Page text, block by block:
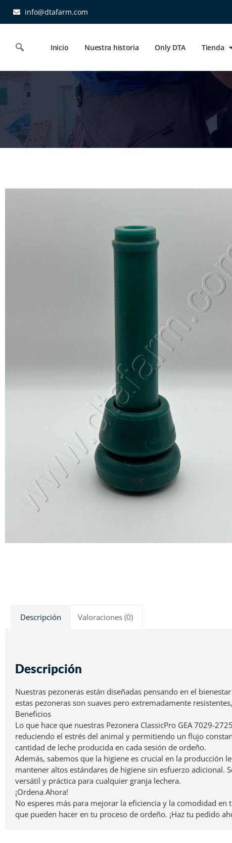
info@dtafarm.com
Inicio Nuestra historia Only DTA Tienda
Descripción Valoraciones (0)
Descripción
Nuestras pezoneras están diseñadas pensando en el
estas pezoneras son suaves pero extremadamente
Beneficios
Lo que hace que nuestras Pezonera ClassicPro GEA 7029-
reduciendo el estrés del animal y permitiendo un flujo
cantidad de leche producida en cada sesión de ordeño.
Además, sabemos que la higiene es crucial en la producción
mantener altos estándares de higiene sin esfuerzo adicional.
versátil y práctica para cualquier granja lechera.
¡Ordena Ahora!
No esperes más para mejorar la eficiencia y la comodidad
que pueden hacer en tu proceso de ordeño. ¡Haz tu pedido